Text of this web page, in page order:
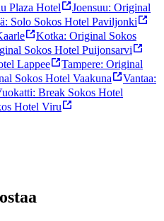
Plaza Hotel
Joensuu: Original
Solo Sokos Hotel Paviljonki
Kotka: Original Sokos
Sokos Hotel Puijonsarvi
Lappee
Tampere: Original
Sokos Hotel Vaakuna
Vantaa:
Break Sokos Hotel
Hotel Viru